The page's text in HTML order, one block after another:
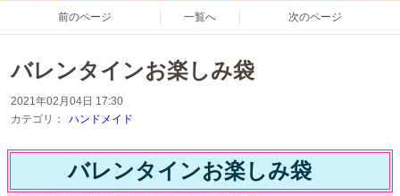
前のページ 一覧へ 次のページ
バレンタインお楽しみ袋
2021年02月04日 17:30
カテゴリ：
ハンドメイド
バレンタインお楽しみ袋